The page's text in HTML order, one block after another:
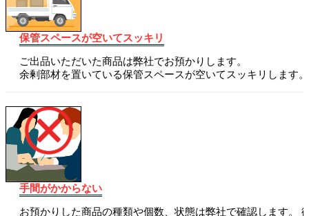
保管スペースが空いてスッキリ
ご出品いただいた商品は弊社でお預かりします。
余剰部材を置いている保管スペースが空いてスッキリします。
手間がかからない
お預かりした商品の種類や個数、状態は弊社で確認します。